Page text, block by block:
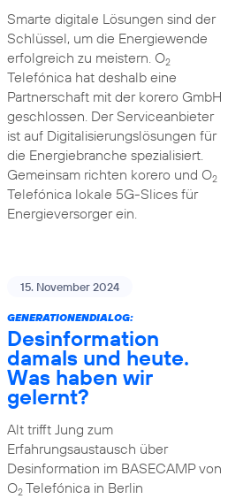
Smarte digitale Lösungen sind der
Schlüssel, um die Energiewende
erfolgreich zu meistern. O2
Telefónica hat deshalb eine
Partnerschaft mit der korero GmbH
geschlossen. Der Serviceanbieter
ist auf Digitalisierungslösungen für
die Energiebranche spezialisiert.
Gemeinsam richten korero und O2
Telefónica lokale 5G-Slices für
Energieversorger ein.
15. November 2024
GENERATIONENDIALOG:
Desinformation
damals und heute.
Was haben wir
gelernt?
Alt trifft Jung zum
Erfahrungsaustausch über
Desinformation im BASECAMP von
O2Telefónica in Berlin